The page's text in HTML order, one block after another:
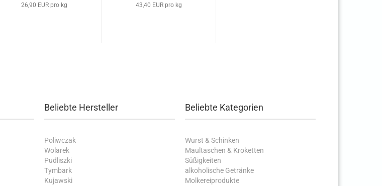
26,90 EUR pro kg 43,40 EUR pro kg
Beliebte Hersteller
Poliwczak
Wolarek
Pudliszki
Tymbark
Kujawski
Beliebte Kategorien
Wurst & Schinken
Maultaschen & Kroketten
Süßigkeiten
alkoholische Getränke
Molkereiprodukte